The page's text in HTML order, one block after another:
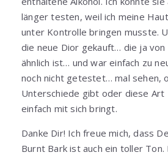
länger testen, weil ich meine
unter Kontrolle bringen musste.
die neue Dior gekauft… die ja
ähnlich ist… und war einfach zu
noch nicht getestet… mal sehen,
Unterschiede gibt oder diese Art
einfach mit sich bringt.
Danke Dir! Ich freue mich, dass
Burnt Bark ist auch ein toller Ton.